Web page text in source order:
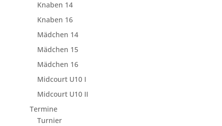
Knaben 14
Knaben 16
Mädchen 14
Mädchen 15
Mädchen 16
Midcourt U10 I
Midcourt U10 II
Termine
Turnier